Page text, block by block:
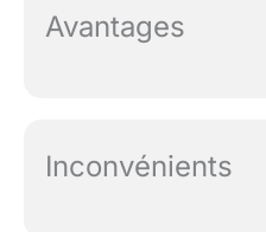
Avantages
Inconvénients